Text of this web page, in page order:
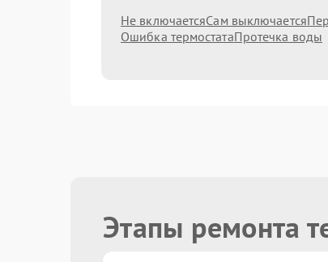
Не включаетсяСам выключается
Ошибка термостатаПротечка воды
Этапы ремонта